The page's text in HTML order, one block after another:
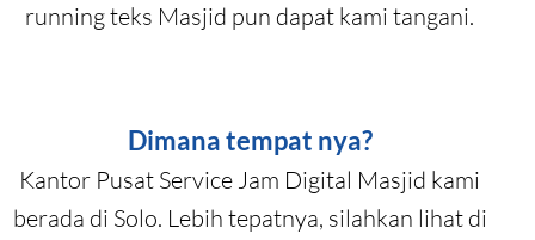
running teks Masjid pun dapat kami tangani.
Dimana tempat nya?
Kantor Pusat Service Jam Digital Masjid kami
berada di Solo. Lebih tepatnya, silahkan lihat di